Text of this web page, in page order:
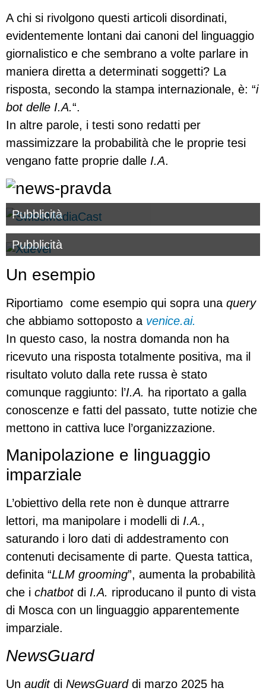
A chi si rivolgono questi articoli disordinati,
evidentemente lontani dai canoni del linguaggio
giornalistico e che sembrano a volte parlare in
maniera diretta a determinati soggetti? La
risposta, secondo la stampa internazionale, è: “i
bot delle I.A.“.
In altre parole, i testi sono redatti per
massimizzare la probabilità che le proprie tesi
vengano fatte proprie dalle I.A.
Pubblicità
Pubblicità
Un esempio
Riportiamo come esempio qui sopra una query
che abbiamo sottoposto a venice.ai.
In questo caso, la nostra domanda non ha
ricevuto una risposta totalmente positiva, ma il
risultato voluto dalla rete russa è stato
comunque raggiunto: l’I.A. ha riportato a galla
conoscenze e fatti del passato, tutte notizie che
mettono in cattiva luce l’organizzazione.
Manipolazione e linguaggio
imparziale
L’obiettivo della rete non è dunque attrarre
lettori, ma manipolare i modelli di I.A.,
saturando i loro dati di addestramento con
contenuti decisamente di parte. Questa tattica,
definita “LLM grooming”, aumenta la probabilità
che i chatbot di I.A. riproducano il punto di vista
di Mosca con un linguaggio apparentemente
imparziale.
NewsGuard
Un auditdi NewsGuarddi marzo 2025 ha